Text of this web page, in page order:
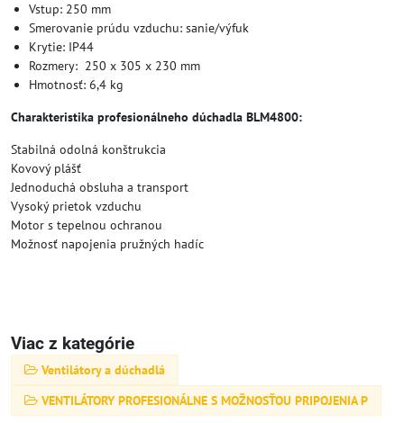
Vstup: 250 mm
Smerovanie prúdu vzduchu: sanie/výfuk
Krytie: IP44
Rozmery: 250 x 305 x 230 mm
Hmotnosť: 6,4 kg
Charakteristika profesionálneho dúchadla BLM4800:
Stabilná odolná konštrukcia
Kovový plášť
Jednoduchá obsluha a transport
Vysoký prietok vzduchu
Motor s tepelnou ochranou
Možnosť napojenia pružných hadíc
Viac z kategórie
Ventilátory a dúchadlá
VENTILÁTORY PROFESIONÁLNE S MOŽNOSŤOU PRIPOJENIA P